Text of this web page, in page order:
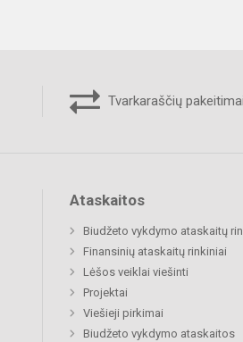
Tvarkaraščių pakeitimai
Ataskaitos
Biudžeto vykdymo ataskaitų
Finansinių ataskaitų rinkiniai
Lėšos veiklai viešinti
Projektai
Viešieji pirkimai
Biudžeto vykdymo ataskaitos